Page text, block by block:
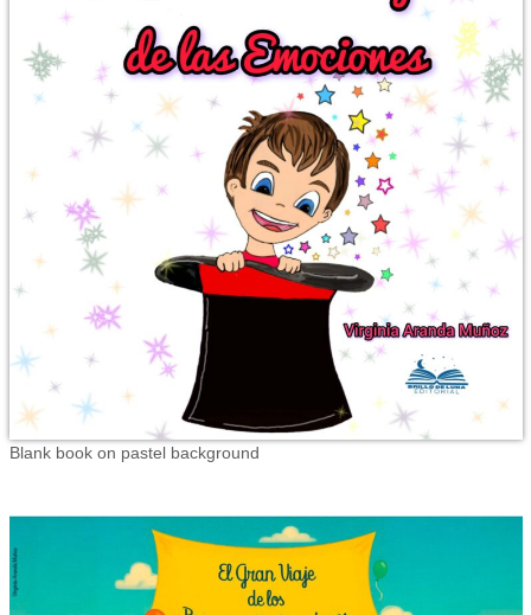
Blank book on pastel background